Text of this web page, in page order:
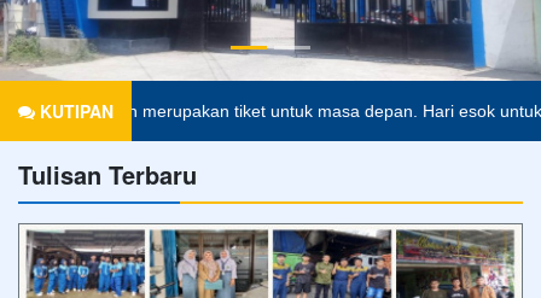
KUTIPANmerupakan tiket untuk masa depan. Hari esok untuk
Tulisan Terbaru